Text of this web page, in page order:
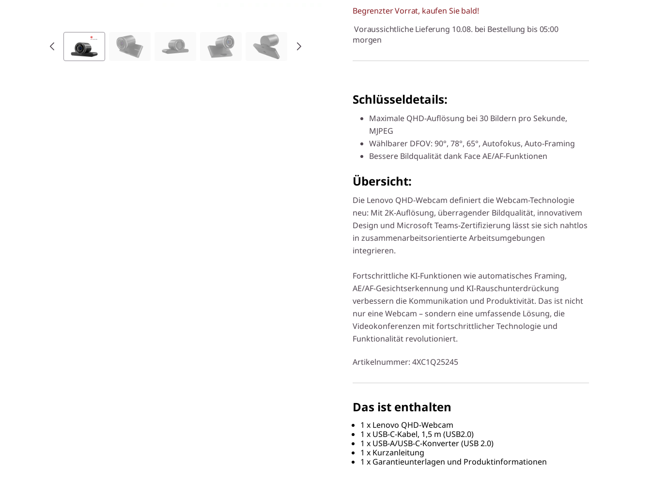
Begrenzter Vorrat, kaufen Sie bald!
Voraussichtliche Lieferung 10.08. bei Bestellung bis 05:00
morgen
Schlüsseldetails:
Maximale QHD-Auflösung bei 30 Bildern pro Sekunde,
MJPEG
Wählbarer DFOV: 90°, 78°, 65°, Autofokus, Auto-Framing
Bessere Bildqualität dank Face AE/AF-Funktionen
Übersicht:
Die Lenovo QHD-Webcam definiert die Webcam-Technologie
neu: Mit 2K-Auflösung, überragender Bildqualität, innovativem
Design und Microsoft Teams-Zertifizierung lässt sie sich nahtlos
in zusammenarbeitsorientierte Arbeitsumgebungen
integrieren.
Fortschrittliche KI-Funktionen wie automatisches Framing,
AE/AF-Gesichtserkennung und KI-Rauschunterdrückung
verbessern die Kommunikation und Produktivität. Das ist nicht
nur eine Webcam – sondern eine umfassende Lösung, die
Videokonferenzen mit fortschrittlicher Technologie und
Funktionalität revolutioniert.
Artikelnummer: 4XC1Q25245
Das ist enthalten
1 x Lenovo QHD-Webcam
1 x USB-C-Kabel, 1,5 m (USB2.0)
1 x USB-A/USB-C-Konverter (USB 2.0)
1 x Kurzanleitung
1 x Garantieunterlagen und Produktinformationen